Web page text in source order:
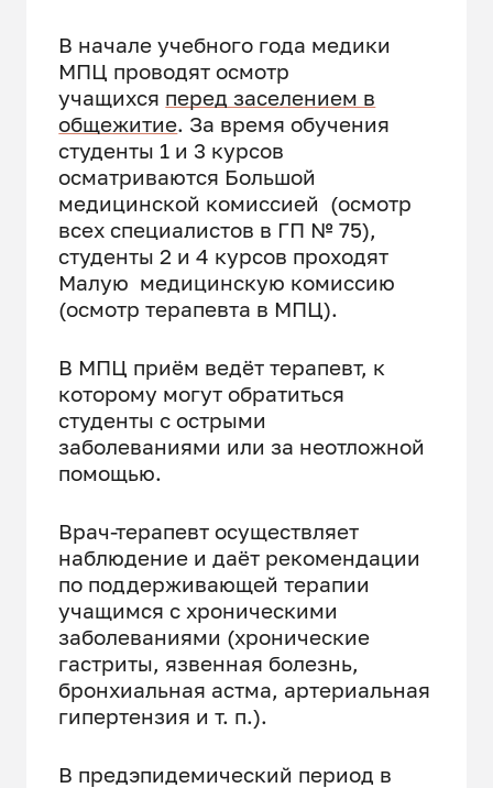
В начале учебного года медики
МПЦ проводят осмотр
учащихся перед заселением в
общежитие. За время обучения
студенты 1 и 3 курсов
осматриваются Большой
медицинской комиссией (осмотр
всех специалистов в ГП № 75),
студенты 2 и 4 курсов проходят
Малую медицинскую комиссию
(осмотр терапевта в МПЦ).
В МПЦ приём ведёт терапевт, к
которому могут обратиться
студенты с острыми
заболеваниями или за неотложной
помощью.
Врач-терапевт осуществляет
наблюдение и даёт рекомендации
по поддерживающей терапии
учащимся с хроническими
заболеваниями (хронические
гастриты, язвенная болезнь,
бронхиальная астма, артериальная
гипертензия и т. п.).
В предэпидемический период в